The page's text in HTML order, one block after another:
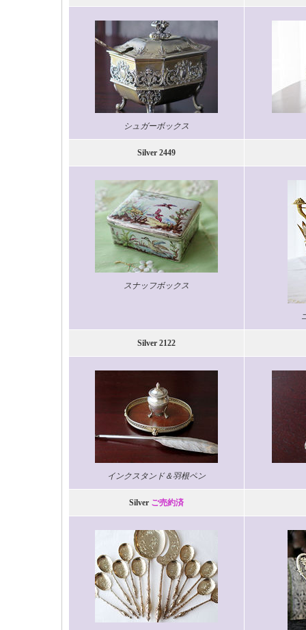
シュガーボックス
Silver 2449
スナッフボックス
Silver 2122
インクスタンド＆羽根ペン
Silver ご売約済